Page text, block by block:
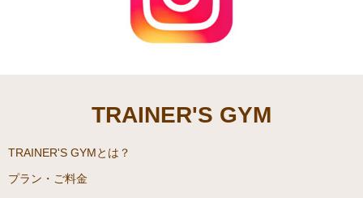
TRAINER'S GYM
TRAINER'S GYMとは？
プラン・ご料金